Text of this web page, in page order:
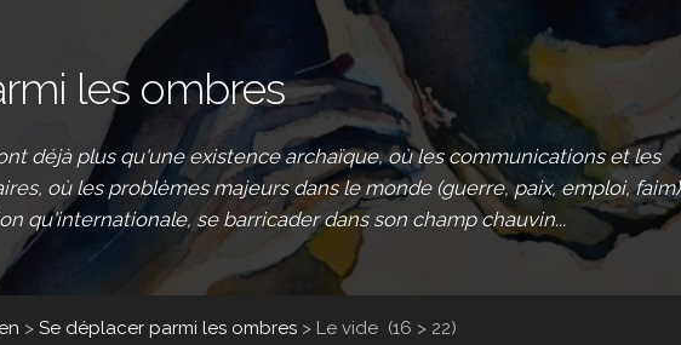
les ombres
déjà plus qu'une existence archaïque, où les communications et les
où les problèmes majeurs dans le monde (guerre, paix, emploi, faim)
qu'internationale, se barricader dans son champ chauvin...
> Se déplacer parmi les ombres > Le vide (16 > 22)